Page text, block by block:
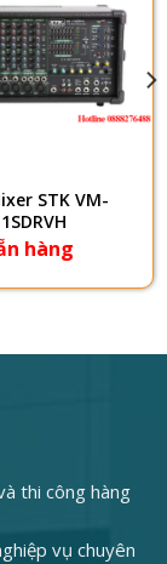
STK VM-
hàng
thi công hàng
vụ chuyên